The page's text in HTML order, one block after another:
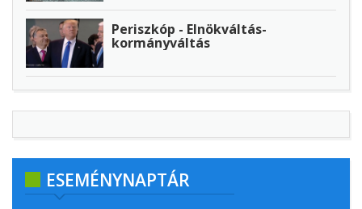
Periszkóp - Elnökváltás-
kormányváltás
ESEMÉNYNAPTÁR